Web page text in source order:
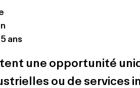
ans
une opportunité
ou de services